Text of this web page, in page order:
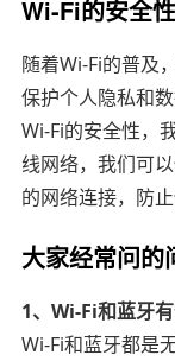
Wi-Fi的安全性
随着Wi-Fi的普及
保护个人隐私和
Wi-Fi的安全性，
线网络，我们可
的网络连接，防
大家经常问的
1、Wi-Fi和蓝牙有
Wi-Fi和蓝牙都是